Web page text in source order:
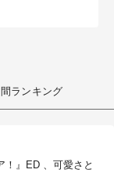
間ランキング
！』ED 、可愛さと